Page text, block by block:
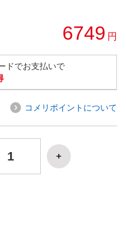
6749 円
ドでお支払いで
コメリポイントについて